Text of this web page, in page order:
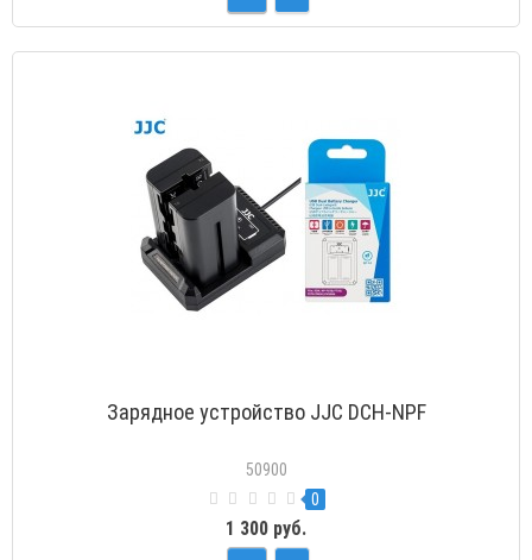
Зарядное устройство JJC DCH-NPF
50900
0
1 300 руб.